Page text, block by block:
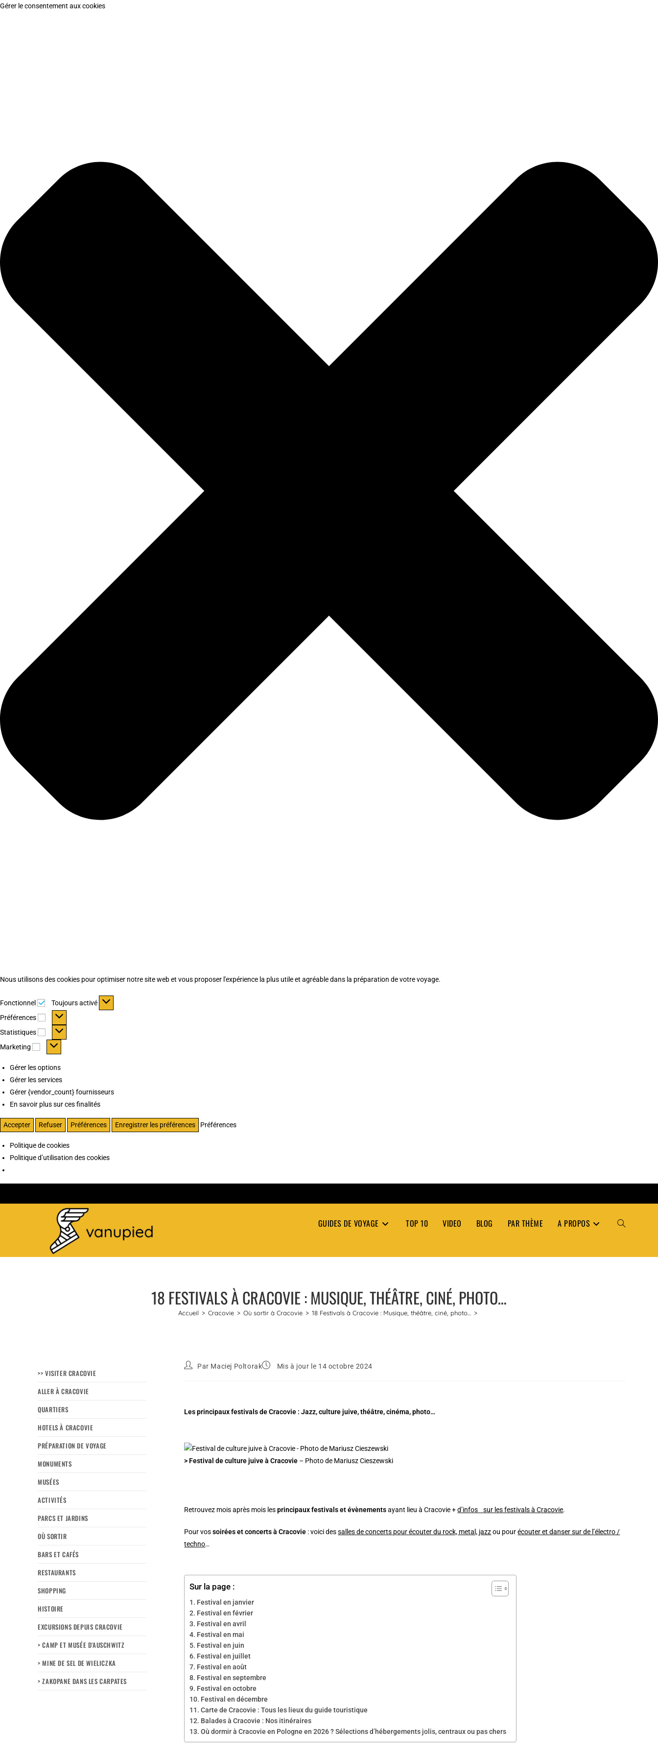
Gérer le consentement aux cookies
Nous utilisons des cookies pour optimiser notre site web et vous proposer l'expérience la plus utile et agréable dans la préparation de votre voyage.
Fonctionnel Fonctionnel
Toujours activé
Préférences
Préférences
Statistiques Statistiques
Marketing Marketing
Gérer les options
Gérer les services
Gérer {vendor_count} fournisseurs
En savoir plus sur ces finalités
Accepter Refuser Préférences Enregistrer les préférences Préférences
Politique de cookies
Politique d’utilisation des cookies
GUIDES DE VOYAGE TOP 10 VIDEO BLOG PAR THÈME A PROPOS TOGGLE
18 FESTIVALS À CRACOVIE : MUSIQUE, THÉÂTRE, CINÉ, PHOTO…
Accueil > Cracovie > Où sortir à Cracovie > 18 Festivals à Cracovie : Musique, théâtre, ciné, photo… >
>> VISITER CRACOVIE
ALLER À CRACOVIE
QUARTIERS
HOTELS À CRACOVIE
PRÉPARATION DE VOYAGE
MONUMENTS
MUSÉES
ACTIVITÉS
PARCS ET JARDINS
OÙ SORTIR
BARS ET CAFÉS
RESTAURANTS
SHOPPING
HISTOIRE
EXCURSIONS DEPUIS CRACOVIE
> CAMP ET MUSÉE D’AUSCHWITZ
> MINE DE SEL DE WIELICZKA
> ZAKOPANE DANS LES CARPATES
Par Maciej Poltorak Mis à jour le 14 octobre 2024
Les principaux festivals de Cracovie : Jazz, culture juive, théâtre, cinéma, photo…
> Festival de culture juive à Cracovie – Photo de Mariusz Cieszewski
Retrouvez mois après mois lesprincipaux festivals et évènementsayant lieu à Cracovie +d’infos sur les festivals à Cracovie.
Pour vossoirées et concerts à Cracovie : voici dessalles de concerts pour écouter du rock, metal, jazzou pourécouter et danser sur de l’électro /
techno…
Sur la page :
Festival en janvier
Festival en février
Festival en avril
Festival en mai
Festival en juin
Festival en juillet
Festival en août
Festival en septembre
Festival en octobre
Festival en décembre
Carte de Cracovie : Tous les lieux du guide touristique
Balades à Cracovie : Nos itinéraires
Où dormir à Cracovie en Pologne en 2026 ? Sélections d’hébergements jolis, centraux ou pas chers